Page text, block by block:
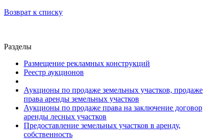
Возврат к списку
Разделы
Размещение рекламных конструкций
Реестр аукционов
Аукционы по продаже земельных участков, продаже
права аренды земельных участков
Аукционы по продаже права на заключение договор
аренды лесных участков
Предоставление земельных участков в аренду,
собственность